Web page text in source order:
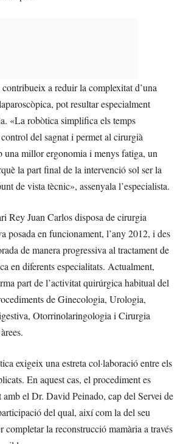
a reduir la complexitat d’una
pot resultar especialment
«La robòtica simplifica els temps
del sagnat i permet al cirurgià
una millor ergonomia i menys fatiga, un
la part final de la intervenció sol ser la
de vista tècnic», assenyala l’especialista.
Rey Juan Carlos disposa de cirurgia
posada en funcionament, l’any 2012, i des
de manera progressiva al tractament de
en diferents especialitats. Actualment,
part de l’activitat quirúrgica habitual del
de Ginecologia, Urologia,
Otorrinolaringologia i Cirurgia
exigeix una estreta col·laboració entre els
En aquest cas, el procediment es
el Dr. David Peinado, cap del Servei de
del qual, així com la del seu
completar la reconstrucció mamària a través